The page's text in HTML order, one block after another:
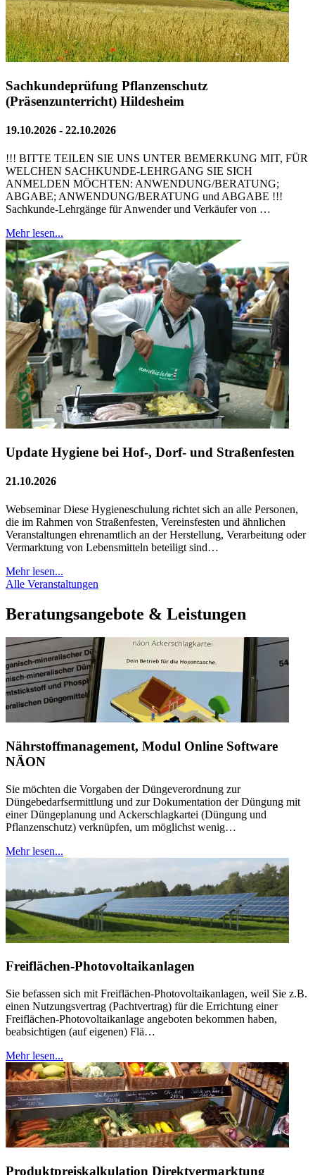
Sachkundeprüfung Pflanzenschutz
(Präsenzunterricht) Hildesheim
19.10.2026 - 22.10.2026
!!! BITTE TEILEN SIE UNS UNTER BEMERKUNG MIT, FÜR
WELCHEN SACHKUNDE-LEHRGANG SIE SICH
ANMELDEN MÖCHTEN: ANWENDUNG/BERATUNG;
ABGABE; ANWENDUNG/BERATUNG und ABGABE !!!
Sachkunde-Lehrgänge für Anwender und Verkäufer von …
Mehr lesen...
Update Hygiene bei Hof-, Dorf- und Straßenfesten
21.10.2026
Webseminar Diese Hygieneschulung richtet sich an alle Personen,
die im Rahmen von Straßenfesten, Vereinsfesten und ähnlichen
Veranstaltungen ehrenamtlich an der Herstellung, Verarbeitung oder
Vermarktung von Lebensmitteln beteiligt sind…
Mehr lesen...
Alle Veranstaltungen
Beratungsangebote & Leistungen
Nährstoffmanagement, Modul Online Software
NÄON
Sie möchten die Vorgaben der Düngeverordnung zur
Düngebedarfsermittlung und zur Dokumentation der Düngung mit
einer Düngeplanung und Ackerschlagkartei (Düngung und
Pflanzenschutz) verknüpfen, um möglichst wenig…
Mehr lesen...
Freiflächen-Photovoltaikanlagen
Sie befassen sich mit Freiflächen-Photovoltaikanlagen, weil Sie z.B.
einen Nutzungsvertrag (Pachtvertrag) für die Errichtung einer
Freiflächen-Photovoltaikanlage angeboten bekommen haben,
beabsichtigen (auf eigenen) Flä…
Mehr lesen...
Produktpreiskalkulation Direktvermarktung